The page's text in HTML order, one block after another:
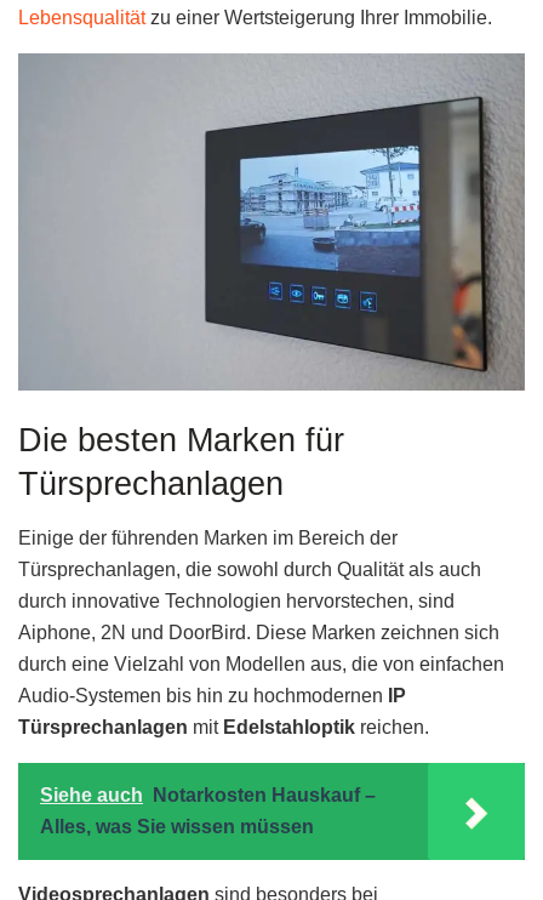
Lebensqualitätzu einer Wertsteigerung Ihrer Immobilie.
Die besten Marken für
Türsprechanlagen
Einige der führenden Marken im Bereich der
Türsprechanlagen, die sowohl durch Qualität als auch
durch innovative Technologien hervorstechen, sind
Aiphone, 2N und DoorBird. Diese Marken zeichnen sich
durch eine Vielzahl von Modellen aus, die von einfachen
Audio-Systemen bis hin zu hochmodernen
IP
Türsprechanlagen mit Edelstahloptik reichen.
Siehe auch
Notarkosten Hauskauf –
Alles, was Sie wissen müssen
Videosprechanlagen sind besonders bei